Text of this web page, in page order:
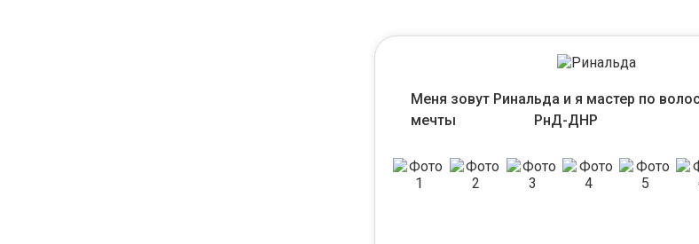
Меня зовут Ринальда и я мастер по
мечты
РнД-ДНР